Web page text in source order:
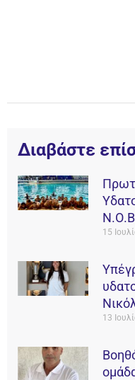
Διαβάστε
15
13